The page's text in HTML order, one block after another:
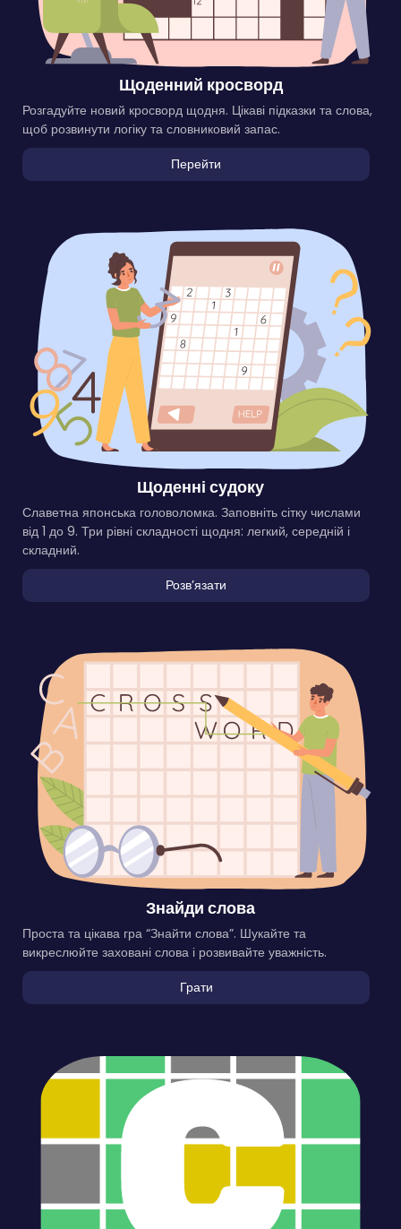
Щоденний кросворд
Розгадуйте новий кросворд щодня. Цікаві підказки та слова,
щоб розвинути логіку та словниковий запас.
Перейти
Щоденні судоку
Славетна японська головоломка. Заповніть сітку числами
від 1 до 9. Три рівні складності щодня: легкий, середній і
складний.
Розвʼязати
Знайди слова
Проста та цікава гра “Знайти слова”. Шукайте та
викреслюйте заховані слова і розвивайте уважність.
Грати